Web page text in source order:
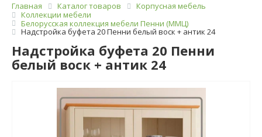
Главная Каталог товаров
Корпусная мебель
Коллекции мебели
Белорусская коллекция мебели Пенни (ММЦ)
Надстройка буфета 20 Пенни белый воск + антик 24
Надстройка буфета 20 Пенни
белый воск + антик 24